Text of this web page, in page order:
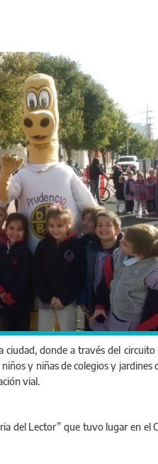
donde a través del
y niñas de colegios y
vial.
del Lector” que tuvo lugar en el